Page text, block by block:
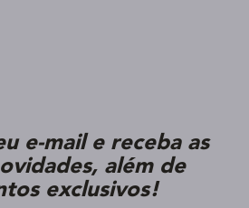
e-mail e receba as
além de
exclusivos!